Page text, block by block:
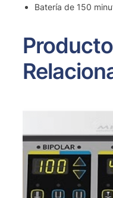
Batería de 150